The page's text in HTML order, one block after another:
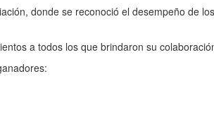
donde se reconoció el desempeño de
a todos los que brindaron su